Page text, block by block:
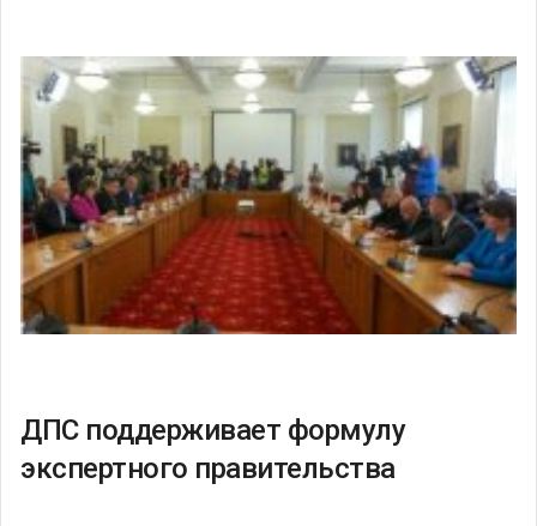
ДПС поддерживает формулу
экспертного правительства